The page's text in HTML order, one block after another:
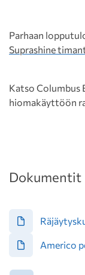
Parhaan
Suprashine
Katso Columbus
hiomakäyttöön
Dokumentit
Americo